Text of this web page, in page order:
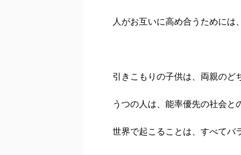
人がお互いに高め合うためには
引きこもりの子供は、両親のど
うつの人は、能率優先の社会と
世界で起こることは、すべてバ